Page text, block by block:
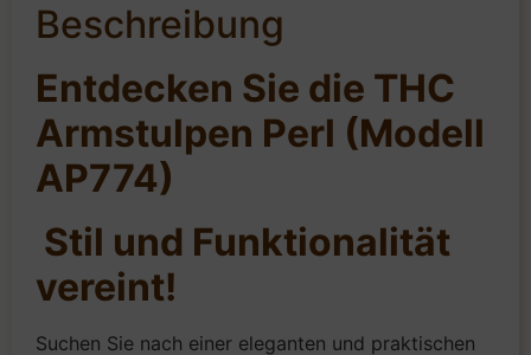
Beschreibung
Entdecken Sie die THC
Armstulpen Perl (Modell
AP774)
Stil und Funktionalität
vereint!
Suchen Sie nach einer eleganten und praktischen